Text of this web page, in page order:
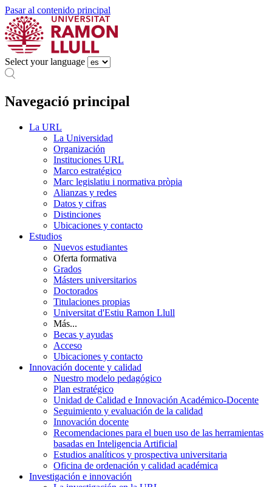
Pasar al contenido principal
Select your language
Navegació principal
La URL
La Universidad
Organización
Instituciones URL
Marco estratégico
Marc legislatiu i normativa pròpia
Alianzas y redes
Datos y cifras
Distinciones
Ubicaciones y contacto
Estudios
Nuevos estudiantes
Oferta formativa
Grados
Másters universitarios
Doctorados
Titulaciones propias
Universitat d'Estiu Ramon Llull
Más...
Becas y ayudas
Acceso
Ubicaciones y contacto
Innovación docente y calidad
Nuestro modelo pedagógico
Plan estratégico
Unidad de Calidad e Innovación Académico-Docente
Seguimiento y evaluación de la calidad
Innovación docente
Recomendaciones para el buen uso de las herramientas
basadas en Inteligencia Artificial
Estudios analíticos y prospectiva universitaria
Oficina de ordenación y calidad académica
Investigación e innovación